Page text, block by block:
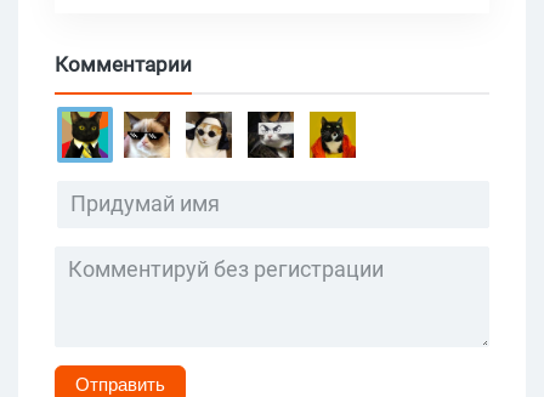
Комментарии
Отправить